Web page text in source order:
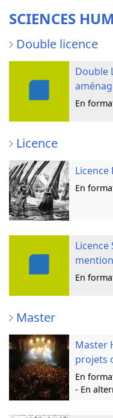
SCIENCES
Double licence
Double
En
Licence
En
Licence
En
Master
Master
projets
En
- En